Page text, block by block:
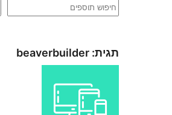
חיפוש
תגית: beaverbuilder